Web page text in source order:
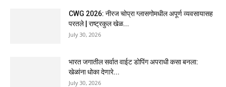
CWG 2026: नीरज चोप्रा ग्लासगोमधील अपूर्ण व्यवसायासह
परतले | राष्ट्रकुल खेळ...
July 30, 2026
भारत जगातील सर्वात वाईट डोपिंग अपराधी कसा बनला:
खेळांना धोका देणारे...
July 30, 2026